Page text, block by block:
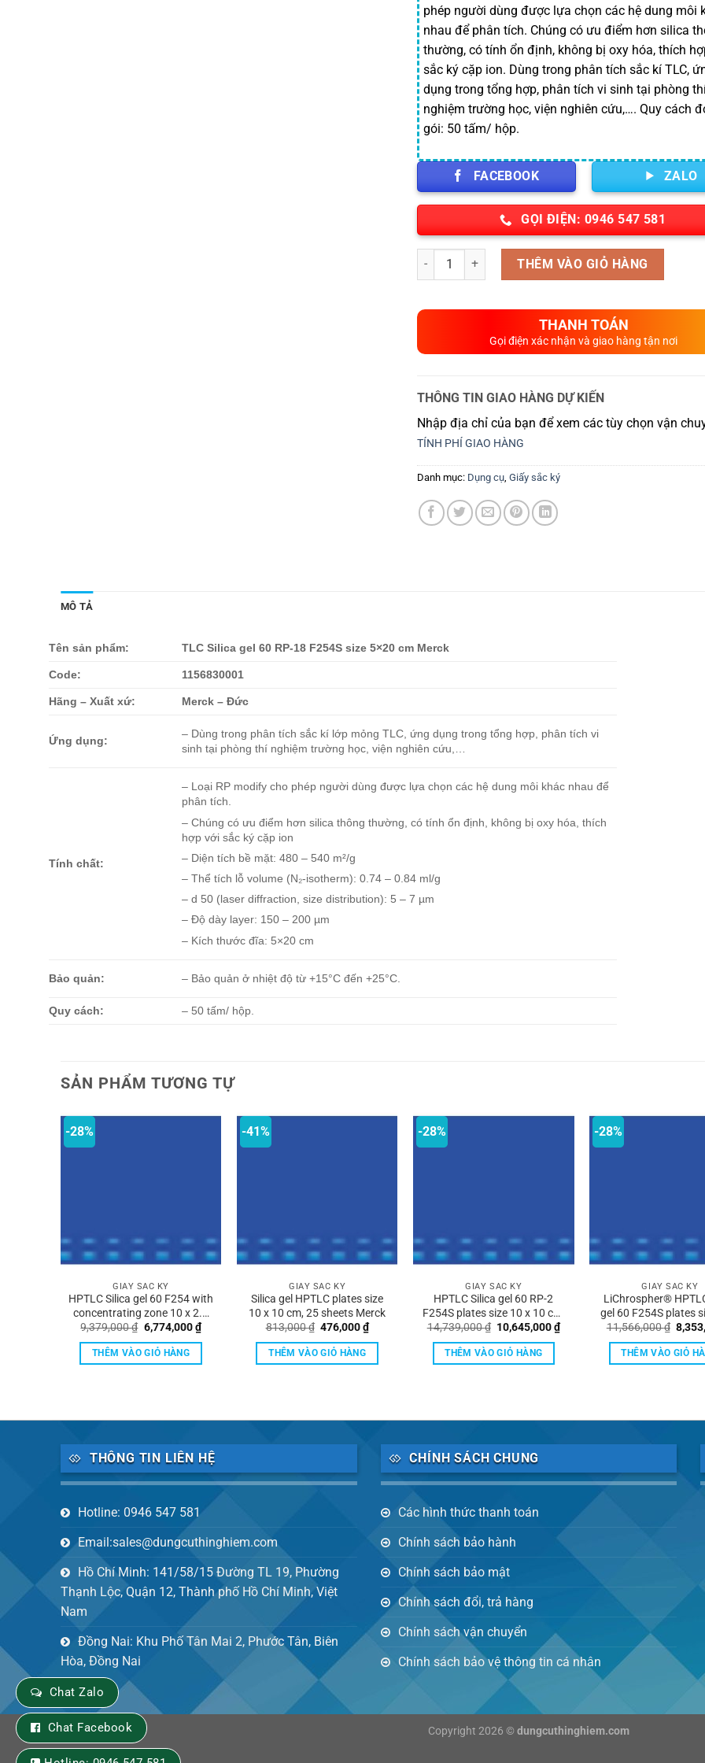
phép người dùng được lựa chọn các hệ dung môi
nhau để phân tích. Chúng có ưu điểm hơn silica
thường, có tính ổn định, không bị oxy hóa, thích
sắc ký cặp ion. Dùng trong phân tích sắc kí TLC,
dụng trong tổng hợp, phân tích vi sinh tại phòng
nghiệm trường học, viện nghiên cứu,…. Quy cách
gói: 50 tấm/ hộp.
FACEBOOK ZALO
GỌI ĐIỆN: 0946 547 581
Số lượng THÊM VÀO GIỎ HÀNG
THANH TOÁN
Gọi điện xác nhận và giao hàng tận nơi
THÔNG TIN GIAO HÀNG DỰ KIẾN
Nhập địa chỉ của bạn để xem các tùy chọn vận
TÍNH PHÍ GIAO HÀNG
Danh mục: Dụng cụ,Giấy sắc ký
MÔ TẢ
Tên sản phẩm: TLC Silica gel 60 RP-18 F254S size 5×20 cm Merck
Code: 1156830001
Hãng – Xuất xứ: Merck – Đức
Ứng dụng:
– Dùng trong phân tích sắc kí lớp mỏng TLC, ứng dụng trong tổng hợp, phân tích vi
sinh tại phòng thí nghiệm trường học, viện nghiên cứu,…
Tính chất:
– Loại RP modify cho phép người dùng được lựa chọn các hệ dung môi khác nhau để
phân tích.
– Chúng có ưu điểm hơn silica thông thường, có tính ổn định, không bị oxy hóa, thích
hợp với sắc ký cặp ion
– Diện tích bề mặt: 480 – 540 m²/g
– Thể tích lỗ volume (N₂-isotherm): 0.74 – 0.84 ml/g
– d 50 (laser diffraction, size distribution): 5 – 7 µm
– Độ dày layer: 150 – 200 µm
– Kích thước đĩa: 5×20 cm
Bảo quản: – Bảo quản ở nhiệt độ từ +15°C đến +25°C.
Quy cách: – 50 tấm/ hộp.
SẢN PHẨM TƯƠNG TỰ
-28%
GIẤY SẮC KÝ
HPTLC Silica gel 60 F254 with
concentrating zone 10 x 2.5
cm, plates size 10 x 10 cm, 25
sheets Merck
9,379,000₫ Giá
là:
9,379,000 ₫.
6,774,000₫Giá
hiện
THÊM VÀO GIỎ HÀNG
-41%
GIẤY SẮC KÝ
Silica gel HPTLC plates size
10 x 10 cm, 25 sheets Merck
813,000₫ Giá
là:
813,000 ₫.
476,000₫Giá
hiện
THÊM VÀO GIỎ HÀNG
-28%
GIẤY SẮC KÝ
HPTLC Silica gel 60 RP-2
F254S plates size 10 x 10 cm,
25 sheets Merck
14,739,000₫ Giá
là:
14,739,000 ₫.
10,645,000₫Giá
hiện
THÊM VÀO GIỎ HÀNG
-28%
GIẤY SẮC KÝ
LiChrospher®
gel 60 F254S plates
10 cm Merck
11,566,000₫ Giá
là:
THÊM VÀO GIỎ
THÔNG TIN LIÊN HỆ
Hotline: 0946 547 581
Email:sales@dungcuthinghiem.com
Hồ Chí Minh: 141/58/15 Đường TL 19, Phường
Thạnh Lộc, Quận 12, Thành phố Hồ Chí Minh, Việt
Nam
Đồng Nai: Khu Phố Tân Mai 2, Phước Tân, Biên
Hòa, Đồng Nai
CHÍNH SÁCH CHUNG
Các hình thức thanh toán
Chính sách bảo hành
Chính sách bảo mật
Chính sách đổi, trả hàng
Chính sách vận chuyển
Chính sách bảo vệ thông tin cá nhân
Chat Zalo
Chat Facebook Copyright 2026 © dungcuthinghiem.com